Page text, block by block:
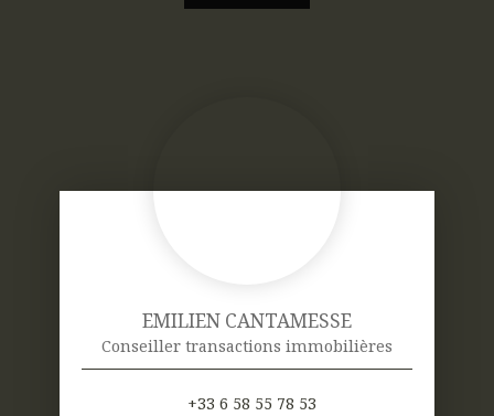
EMILIEN CANTAMESSE
Conseiller transactions immobilières
+33 6 58 55 78 53